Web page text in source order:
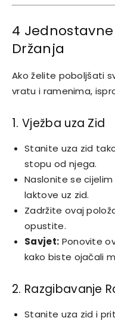
4
Držanja
Ako želite poboljšati
vratu i ramenima,
1. Vježba uza Zid
Stanite uza zid
stopu od njega.
Naslonite se
laktove uz zid.
Zadržite ovaj
opustite.
Savjet: Ponovite
kako biste ojačali
2. Razgibavanje
Stanite uza zid i